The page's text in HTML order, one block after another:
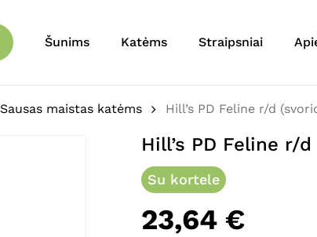
Šunims Katėms Straipsniai
Sausas maistas katėms Hill’s PD Feline r/d
Hill’s PD Feline r/
Su kortele
23,64 €
Būkite pirmas aprašęs
Jūsų įvertinimas*
Jūsų atsiliepimas*